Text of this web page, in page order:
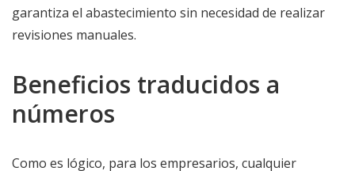
garantiza el abastecimiento sin necesidad de realizar
revisiones manuales.
Beneficios traducidos a
números
Como es lógico, para los empresarios, cualquier